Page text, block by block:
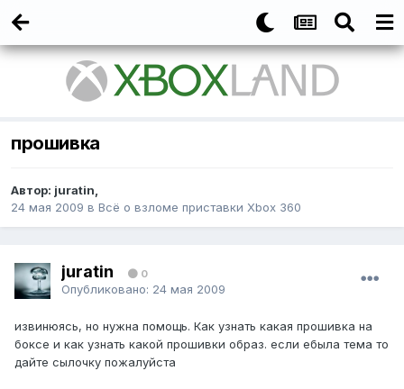
прошивка
Автор: juratin,
24 мая 2009 в Всё о взломе приставки Xbox 360
juratin 0
Опубликовано: 24 мая 2009
извинюясь, но нужна помощь. Как узнать какая прошивка на
боксе и как узнать какой прошивки образ. если ебыла тема то
дайте сылочку пожалуйста